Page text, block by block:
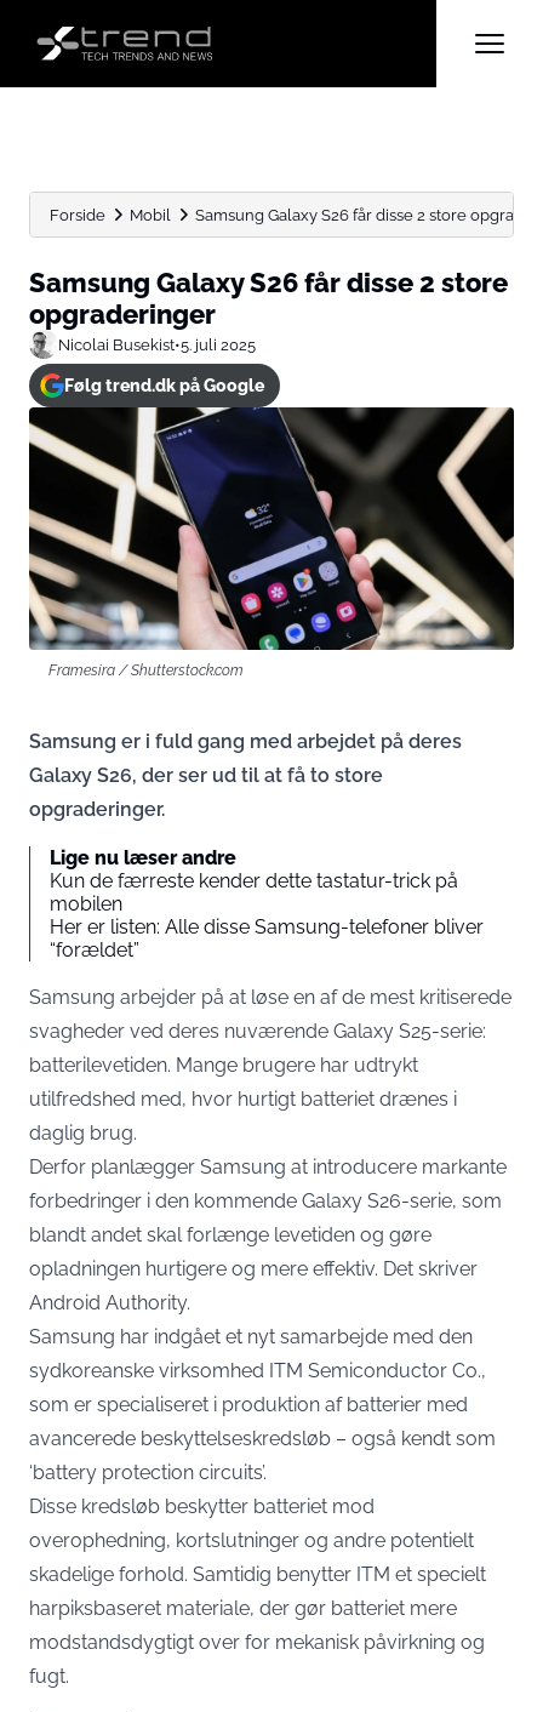
Forside Mobil Samsung Galaxy S26 får disse 2 store
Samsung Galaxy S26 får disse 2 store
opgraderinger
Nicolai Busekist•5. juli 2025
Følg trend.dk på Google
Framesira / Shutterstock.com
Samsung er i fuld gang med arbejdet på deres
Galaxy S26, der ser ud til at få to store
opgraderinger.
Lige nu læser andre
Kun de færreste kender dette tastatur-trick på
mobilen
Her er listen: Alle disse Samsung-telefoner bliver
“forældet”
Samsung arbejder på at løse en af de mest kritiserede
svagheder ved deres nuværende Galaxy S25-serie:
batterilevetiden. Mange brugere har udtrykt
utilfredshed med, hvor hurtigt batteriet drænes i
daglig brug.
Derfor planlægger Samsung at introducere markante
forbedringer i den kommende Galaxy S26-serie, som
blandt andet skal forlænge levetiden og gøre
opladningen hurtigere og mere effektiv. Det skriver
Android Authority.
Samsung har indgået et nyt samarbejde med den
sydkoreanske virksomhed ITM Semiconductor Co.,
som er specialiseret i produktion af batterier med
avancerede beskyttelseskredsløb – også kendt som
‘battery protection circuits’.
Disse kredsløb beskytter batteriet mod
overophedning, kortslutninger og andre potentielt
skadelige forhold. Samtidig benytter ITM et specielt
harpiksbaseret materiale, der gør batteriet mere
modstandsdygtigt over for mekanisk påvirkning og
fugt.